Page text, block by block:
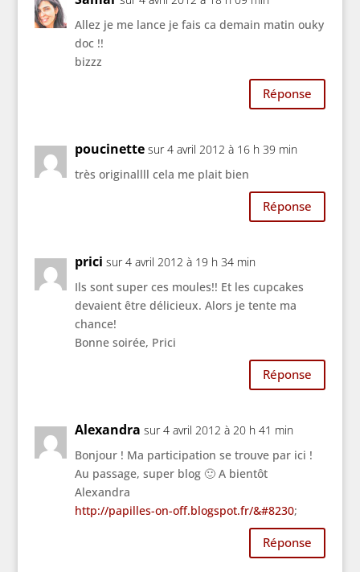
Allez je me lance je fais ca demain matin ouky
doc !!
bizzz
Réponse
poucinette sur 4 avril 2012 à 16 h 39 min
très originallll cela me plait bien
Réponse
prici sur 4 avril 2012 à 19 h 34 min
Ils sont super ces moules!! Et les cupcakes
devaient être délicieux. Alors je tente ma
chance!
Bonne soirée, Prici
Réponse
Alexandra sur 4 avril 2012 à 20 h 41 min
Bonjour ! Ma participation se trouve par ici !
Au passage, super blog 🙂 A bientôt
Alexandra
http://papilles-on-off.blogspot.fr/&#8230;
Réponse